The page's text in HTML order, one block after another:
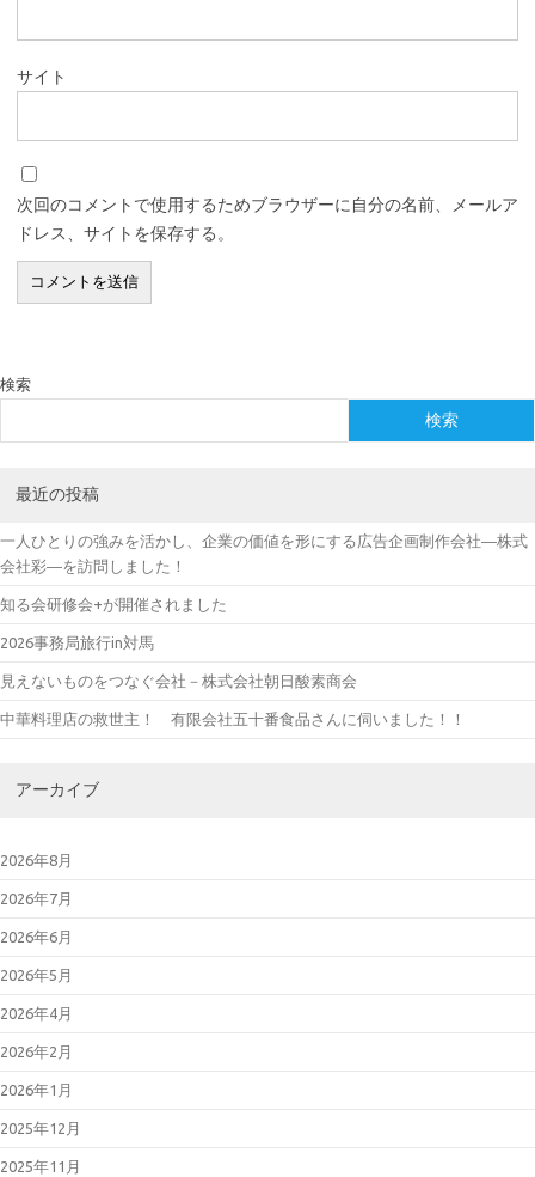
サイト
次回のコメントで使用するためブラウザーに自分の名前、メールア
ドレス、サイトを保存する。
検索
検索
最近の投稿
一人ひとりの強みを活かし、企業の価値を形にする広告企画制作会社―株式
会社彩―を訪問しました！
知る会研修会+が開催されました
2026事務局旅行in対馬
見えないものをつなぐ会社－株式会社朝日酸素商会
中華料理店の救世主！ 有限会社五十番食品さんに伺いました！！
アーカイブ
2026年8月
2026年7月
2026年6月
2026年5月
2026年4月
2026年2月
2026年1月
2025年12月
2025年11月